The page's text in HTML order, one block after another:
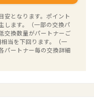
安となります。ポイント
します。（一部の交換パ
交換数量がパートナーご
当を下回ります。（一
パートナー毎の交換詳細